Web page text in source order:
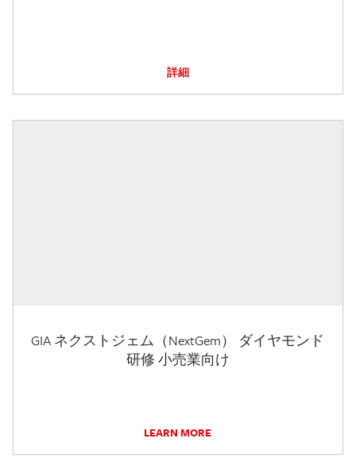
詳細
GIA ネクストジェム（NextGem） ダイヤモンド
研修 小売業向け
LEARN MORE